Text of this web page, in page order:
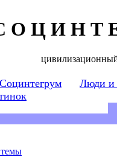
О Ц И Н Т
Люди и